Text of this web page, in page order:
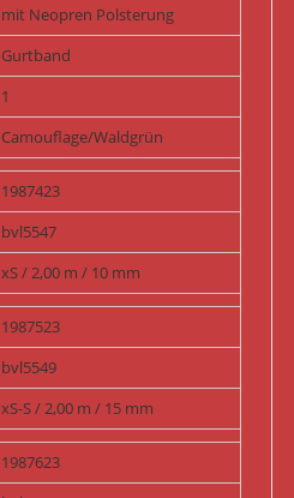
mit Neopren Polsterung
Gurtband
1
Camouflage/Waldgrün
1987423
bvl5547
xS / 2,00 m / 10 mm
1987523
bvl5549
xS-S / 2,00 m / 15 mm
1987623